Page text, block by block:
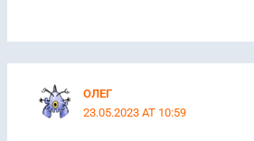
ОЛЕГ
23.05.2023 AT 10:59